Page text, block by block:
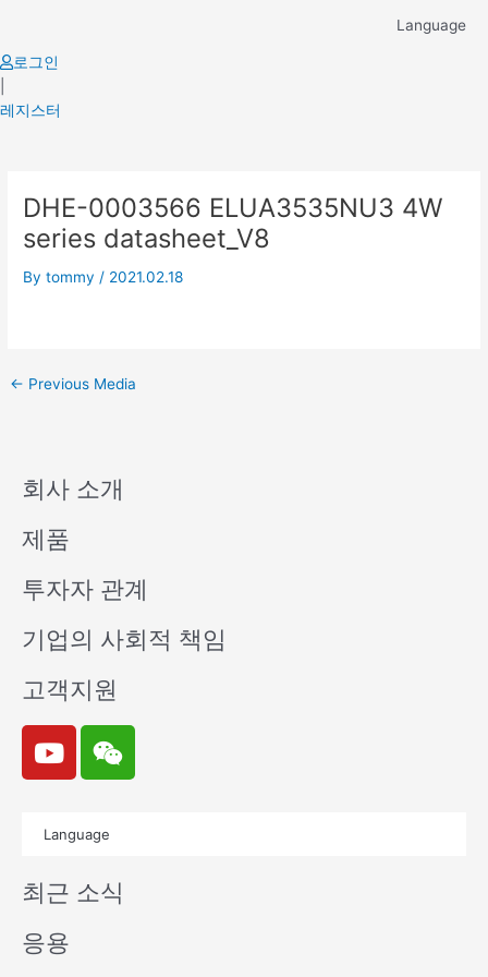
content
Language
로그인
레지스터
DHE-0003566 ELUA3535NU3 4W
series datasheet_V8
Bytommy / 2021.02.18
navigation
← Previous Media
회사 소개
제품
투자자 관계
기업의 사회적 책임
고객지원
Y
o
u
e
W
e
i
n
Language
최근 소식
응용